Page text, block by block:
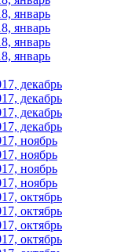
январь
январь
январь
январь
декабрь
декабрь
декабрь
декабрь
ноябрь
ноябрь
ноябрь
ноябрь
октябрь
октябрь
октябрь
октябрь